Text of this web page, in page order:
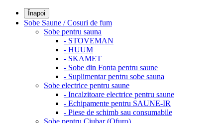
Înapoi
Sobe Saune / Cosuri de fum
Sobe pentru sauna
- STOVEMAN
- HUUM
- SKAMET
- Sobe din Fonta pentru saune
- Suplimentar pentru sobe sauna
Sobe electrice pentru saune
- Incalzitoare electrice pentru saune
- Echipamente pentru SAUNE-IR
- Piese de schimb sau consumabile
Sobe pentru Ciubar (Ofuro)